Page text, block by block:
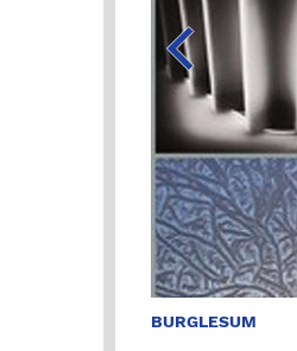
BURGLESUM